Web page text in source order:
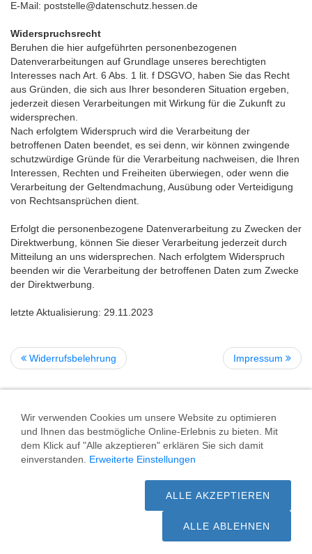
E-Mail: poststelle@datenschutz.hessen.de
Widerspruchsrecht
Beruhen die hier aufgeführten personenbezogenen
Datenverarbeitungen auf Grundlage unseres berechtigten
Interesses nach Art. 6 Abs. 1 lit. f DSGVO, haben Sie das Recht
aus Gründen, die sich aus Ihrer besonderen Situation ergeben,
jederzeit diesen Verarbeitungen mit Wirkung für die Zukunft zu
widersprechen.
Nach erfolgtem Widerspruch wird die Verarbeitung der
betroffenen Daten beendet, es sei denn, wir können zwingende
schutzwürdige Gründe für die Verarbeitung nachweisen, die Ihren
Interessen, Rechten und Freiheiten überwiegen, oder wenn die
Verarbeitung der Geltendmachung, Ausübung oder Verteidigung
von Rechtsansprüchen dient.
Erfolgt die personenbezogene Datenverarbeitung zu Zwecken der
Direktwerbung, können Sie dieser Verarbeitung jederzeit durch
Mitteilung an uns widersprechen. Nach erfolgtem Widerspruch
beenden wir die Verarbeitung der betroffenen Daten zum Zwecke
der Direktwerbung.
letzte Aktualisierung: 29.11.2023
Widerrufsbelehrung Impressum
Versand / Zahlungsarten / AGB / Widerrufsbelehrung /
Datenschutzerklärung / Impressum / Kontakt / Sitemap / Cookie
Kontrolle
* gilt für Lieferungen innerhalb Deutschlands, Lieferzeiten für
Versandinformationen
Wir verwenden Cookies um unsere Website zu optimieren
und Ihnen das bestmögliche Online-Erlebnis zu bieten. Mit
dem Klick auf "Alle akzeptieren" erklären Sie sich damit
einverstanden. Erweiterte Einstellungen
ALLE AKZEPTIEREN
ALLE ABLEHNEN